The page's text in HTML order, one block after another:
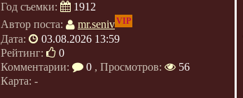
Год съемки:
1912
Автор поста:
mr.senivVIP
Дата:
03.08.2026 13:59
Рейтинг:
0
Комментарии:
0 , Просмотров:
56
Карта: -